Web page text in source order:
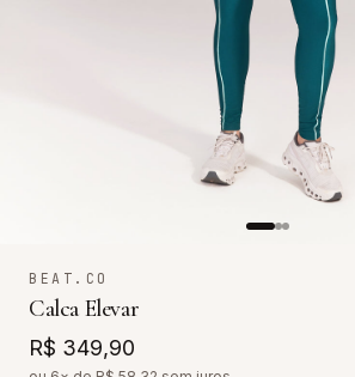
BEAT.CO
Calca Elevar
R$ 349,90